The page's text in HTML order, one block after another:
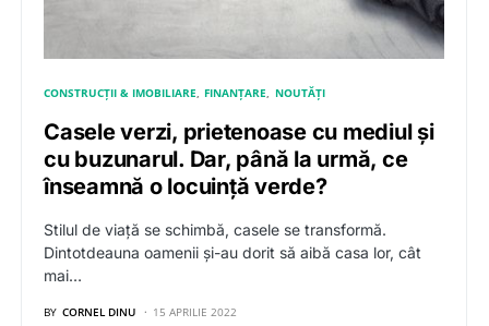
CONSTRUCȚII & IMOBILIARE FINANȚARE NOUTĂȚI
Casele verzi, prietenoase cu mediul și
cu buzunarul. Dar, până la urmă, ce
înseamnă o locuință verde?
Stilul de viață se schimbă, casele se transformă.
Dintotdeauna oamenii și-au dorit să aibă casa lor, cât
mai…
BY CORNEL DINU 15 APRILIE 2022